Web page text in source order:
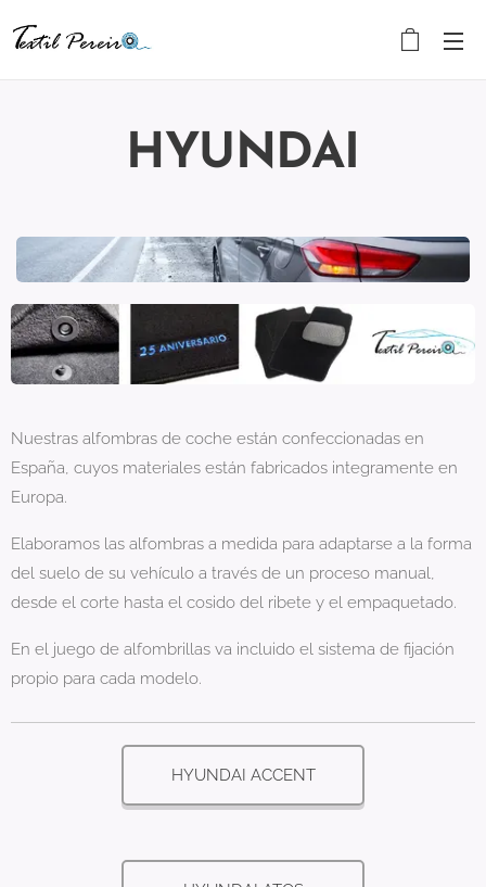
HYUNDAI
Nuestras alfombras de coche están confeccionadas en
España, cuyos materiales están fabricados integramente en
Europa.
Elaboramos las alfombras a medida para adaptarse a la forma
del suelo de su vehículo a través de un proceso manual,
desde el corte hasta el cosido del ribete y el empaquetado.
En el juego de alfombrillas va incluido el sistema de fijación
propio para cada modelo.
HYUNDAI ACCENT